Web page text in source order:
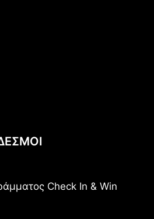
Check In & Win